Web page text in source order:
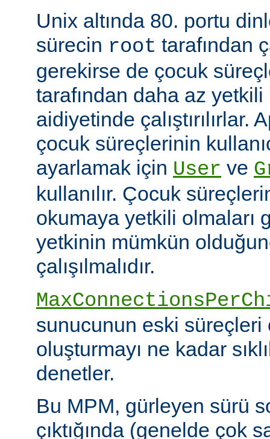
Unix altında 80. portu
sürecin root tarafından
gerekirse de çocuk
tarafından daha az yetkili
aidiyetinde çalıştırılırlar.
çocuk süreçlerinin
ayarlamak için User ve
kullanılır. Çocuk
okumaya yetkili olmaları
yetkinin mümkün
çalışılmalıdır.
sunucunun eski
oluşturmayı ne kadar
denetler.
Bu MPM, gürleyen sürü
çıktığında (genelde çok